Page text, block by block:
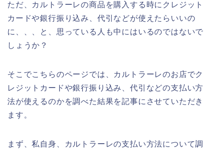
ただ、カルトラーレの商品を購入する時にクレジット
カードや銀行振り込み、代引などが使えたらいいの
に、、、と、思っている人も中にはいるのではないで
しょうか？
そこでこちらのページでは、カルトラーレのお店でク
レジットカードや銀行振り込み、代引などの支払い方
法が使えるのかを調べた結果を記事にさせていただき
ます。
まず、私自身、カルトラーレの支払い方法について調